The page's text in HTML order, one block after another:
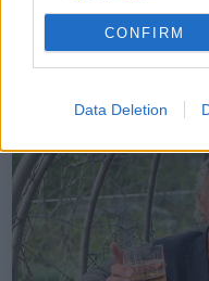
CONFIRM
Data Deletion
Nokon må sove
ABONNEMENT